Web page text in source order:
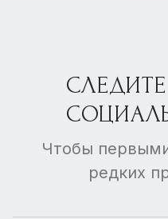
Чтобы
редких